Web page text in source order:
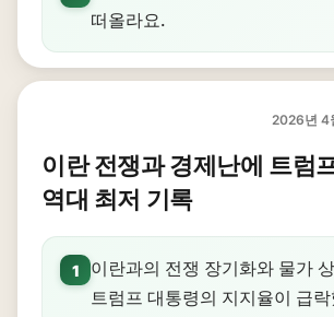
떠올라요.
2026년 4
이란 전쟁과 경제난에 트럼
역대 최저 기록
1
이란과의 전쟁 장기화와 물가
트럼프 대통령의 지지율이 급